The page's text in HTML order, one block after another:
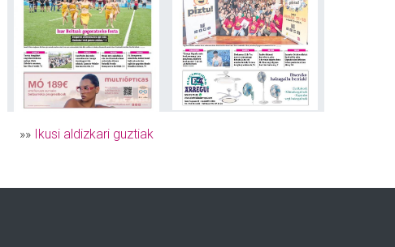
»» Ikusi aldizkari guztiak